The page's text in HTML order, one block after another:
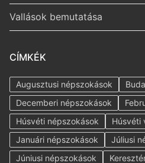
Vallások bemutatása
CÍMKÉK
Augusztusi népszokások
Decemberi népszokások
Húsvéti népszokások
Húsvéti
Januári népszokások
Júliusi
Júniusi népszokások